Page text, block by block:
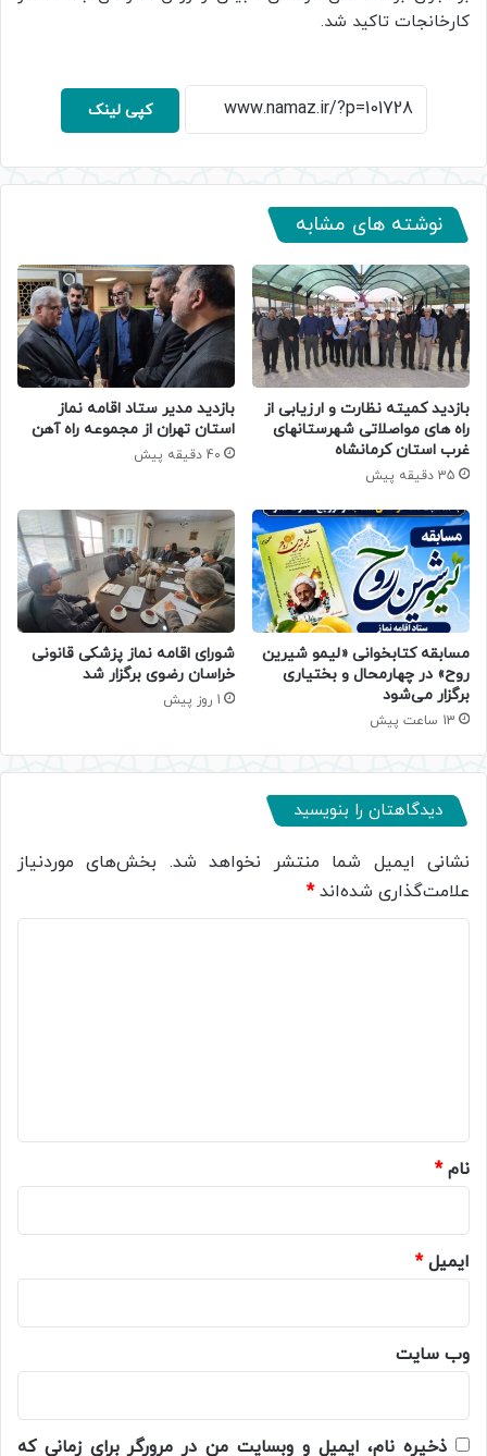
کارخانجات تاکید شد.
کپی لینک
نوشته های مشابه
بازدید کمیته نظارت و ارزیابی از
راه های مواصلاتی شهرستانهای
غرب استان کرمانشاه
35 دقیقه پیش
بازدید مدیر ستاد اقامه نماز
استان تهران از مجموعه راه آهن
40 دقیقه پیش
مسابقه کتابخوانی «لیمو شیرین
روح» در چهارمحال و بختیاری
برگزار می‌شود
13 ساعت پیش
شورای اقامه نماز پزشکی قانونی
خراسان رضوی برگزار شد
1 روز پیش
دیدگاهتان را بنویسید
نشانی ایمیل شما منتشر نخواهد شد. بخش‌های موردنیاز
علامت‌گذاری شده‌اند*
نام*
ایمیل*
وب‌ سایت
ذخیره نام، ایمیل و وبسایت من در مرورگر برای زمانی که